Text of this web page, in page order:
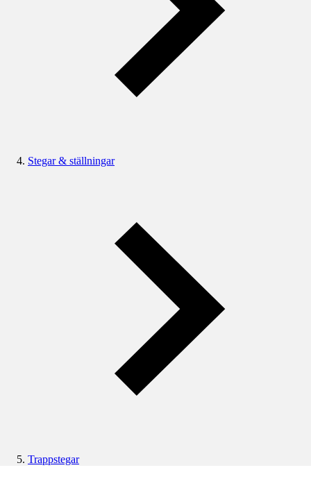
Stegar & ställningar
Trappstegar